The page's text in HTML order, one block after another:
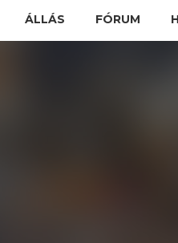
ÁLLÁS FÓRUM